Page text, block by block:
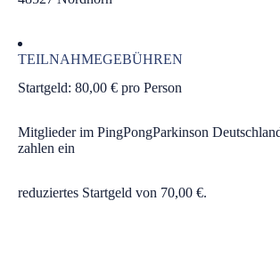
TEILNAHMEGEBÜHREN
Startgeld: 80,00 € pro Person
Mitglieder im PingPongParkinson
zahlen ein
reduziertes Startgeld von 70,00 €.